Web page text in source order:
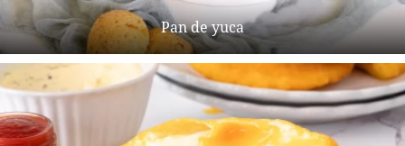
Pan de yuca